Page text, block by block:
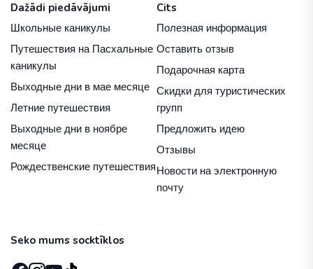
Dažādi piedāvājumi
Школьные каникулы
Путешествия на Пасхальные
каникулы
Выходные дни в мае месяце
Летние путешествия
Выходные дни в ноябре
месяце
Рождественские путешествия
Cits
Полезная информация
Оставить отзыв
Подарочная карта
Скидки для туристических
групп
Предложить идею
Отзывы
Новости на электронную
почту
Seko mums socktīklos